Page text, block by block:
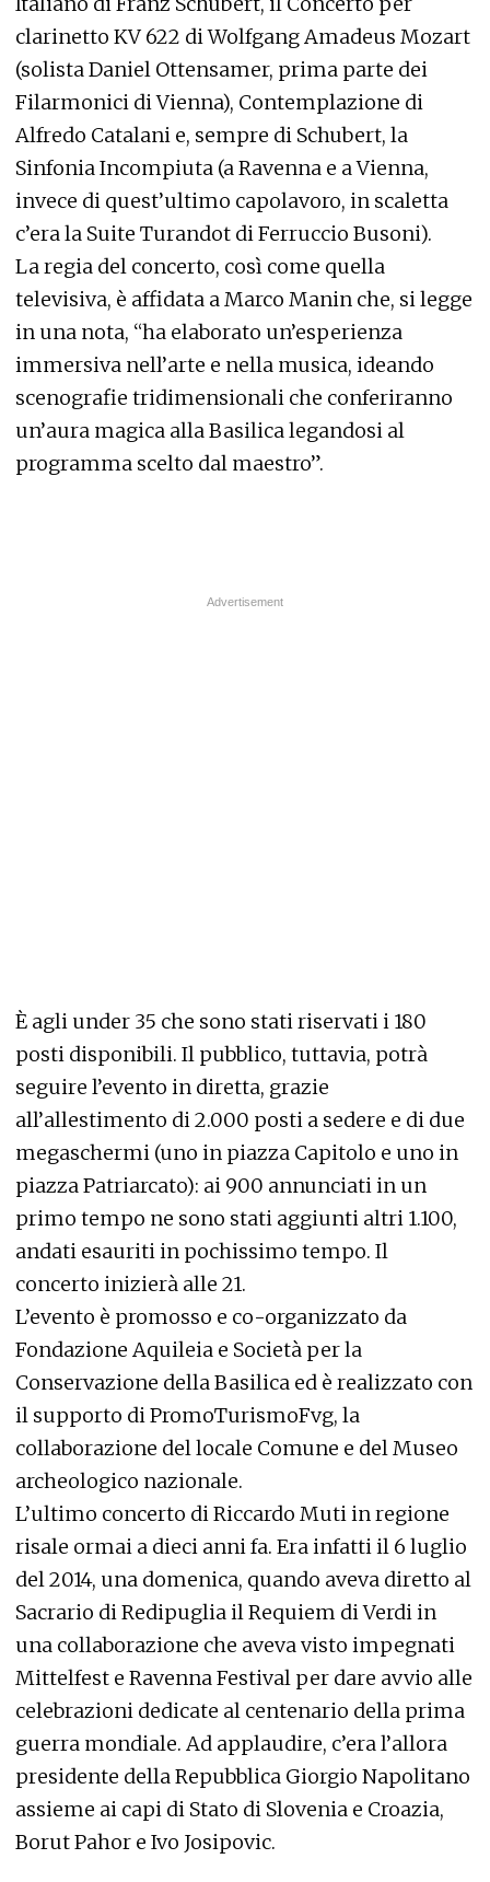
clarinetto KV 622 di Wolfgang Amadeus Mozart
(solista Daniel Ottensamer, prima parte dei
Filarmonici di Vienna), Contemplazione di
Alfredo Catalani e, sempre di Schubert, la
Sinfonia Incompiuta (a Ravenna e a Vienna,
invece di quest’ultimo capolavoro, in scaletta
c’era la Suite Turandot di Ferruccio Busoni).
La regia del concerto, così come quella
televisiva, è affidata a Marco Manin che, si legge
in una nota, “ha elaborato un’esperienza
immersiva nell’arte e nella musica, ideando
scenografie tridimensionali che conferiranno
un’aura magica alla Basilica legandosi al
programma scelto dal maestro”.
È agli under 35 che sono stati riservati i 180
posti disponibili. Il pubblico, tuttavia, potrà
seguire l’evento in diretta, grazie
all’allestimento di 2.000 posti a sedere e di due
megaschermi (uno in piazza Capitolo e uno in
piazza Patriarcato): ai 900 annunciati in un
primo tempo ne sono stati aggiunti altri 1.100,
andati esauriti in pochissimo tempo. Il
concerto inizierà alle 21.
L’evento è promosso e co-organizzato da
Fondazione Aquileia e Società per la
Conservazione della Basilica ed è realizzato con
il supporto di PromoTurismoFvg, la
collaborazione del locale Comune e del Museo
archeologico nazionale.
L’ultimo concerto di Riccardo Muti in regione
risale ormai a dieci anni fa. Era infatti il 6 luglio
del 2014, una domenica, quando aveva diretto al
Sacrario di Redipuglia il Requiem di Verdi in
una collaborazione che aveva visto impegnati
Mittelfest e Ravenna Festival per dare avvio alle
celebrazioni dedicate al centenario della prima
guerra mondiale. Ad applaudire, c’era l’allora
presidente della Repubblica Giorgio Napolitano
assieme ai capi di Stato di Slovenia e Croazia,
Borut Pahor e Ivo Josipovic.